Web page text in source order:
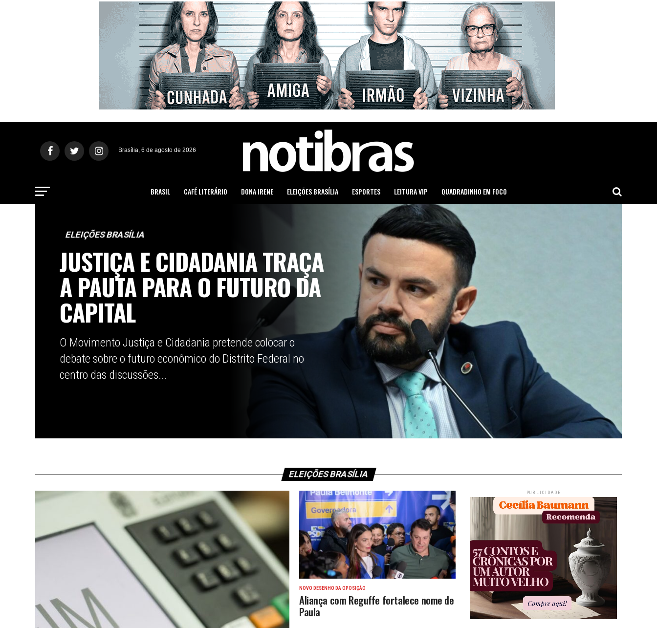
Brasília, 6 de agosto de 2026
BRASIL CAFÉ LITERÁRIO DONA IRENE ELEIÇÕES BRASÍLIA ESPORTES LEITURA VIP QUADRADINHO EM FOCO
ELEIÇÕES BRASÍLIA
JUSTIÇA E CIDADANIA TRAÇA
A PAUTA PARA O FUTURO DA
CAPITAL
O Movimento Justiça e Cidadania pretende colocar o
debate sobre o futuro econômico do Distrito Federal no
centro das discussões...
ELEIÇÕES BRASÍLIA
NOVO DESENHO DA OPOSIÇÃO
Aliança com Reguffe fortalece nome de
Paula
PUBLICIDADE